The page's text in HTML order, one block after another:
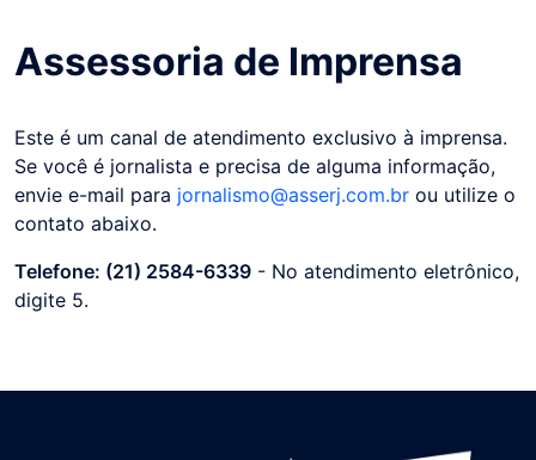
Assessoria de Imprensa
Este é um canal de atendimento exclusivo à imprensa.
Se você é jornalista e precisa de alguma informação,
envie e-mail para jornalismo@asserj.com.br ou utilize o
contato abaixo.
Telefone: (21) 2584-6339 - No atendimento eletrônico,
digite 5.